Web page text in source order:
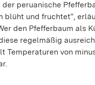
peruanische
und fruchtet“,
den Pfefferbaum als
regelmäßig
Temperaturen von